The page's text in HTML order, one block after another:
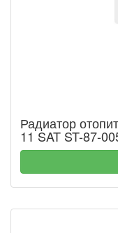
Радиатор
11 SAT ST-87-